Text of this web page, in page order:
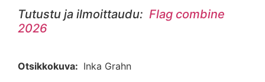
Tutustu ja ilmoittaudu: Flag combine
2026
Otsikkokuva: Inka Grahn